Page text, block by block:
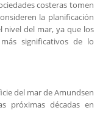
costeras tomen
la planificación
nivel del mar, ya que los
significativos de lo
del mar de Amundsen
próximas décadas en